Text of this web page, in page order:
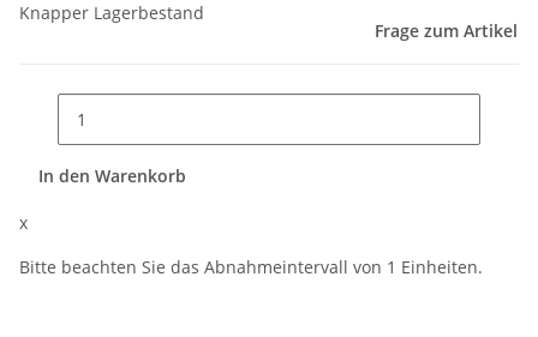
Knapper Lagerbestand
Frage zum Artikel
In den Warenkorb
x
Bitte beachten Sie das Abnahmeintervall von 1 Einheiten.